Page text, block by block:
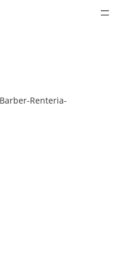
Renteria-